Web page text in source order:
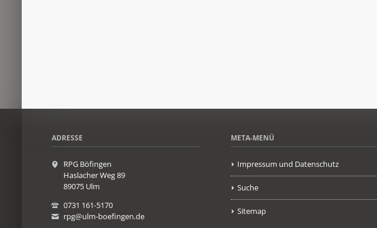
ADRESSE
RPG Böfingen
Haslacher Weg 89
89075 Ulm
0731 161-5170
rpg@ulm-boefingen.de
META-MENÜ
Impressum und Datenschutz
Suche
Sitemap